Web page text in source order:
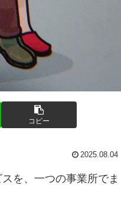
コピー
2025.08.04
を、一つの事業所でま